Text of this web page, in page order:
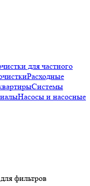
для частного
Расходные
Системы
Насосы и насосные
фильтров